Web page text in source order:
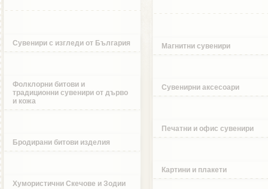
Сувенири с изгледи от България
Фолклорни битови и
традиционни сувенири от дърво
и кожа
Бродирани битови изделия
Хумористични Скечове и Зодии
Магнитни сувенири
Сувенирни аксесоари
Печатни и офис сувенири
Картини и плакети